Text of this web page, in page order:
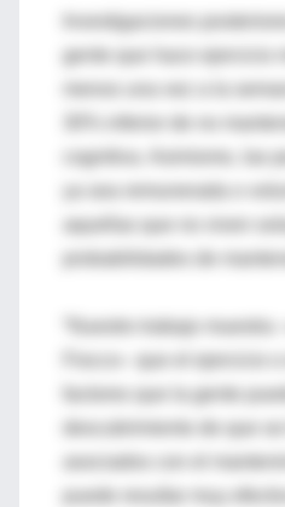
Investigaciones
gente que hace ejercicio
menos una vez a la
cognitiva. Asimismo, las
aquellas que no viven
Fiocco– que el ejercicio
factores que la gente
asociados con el
puede resultar muy